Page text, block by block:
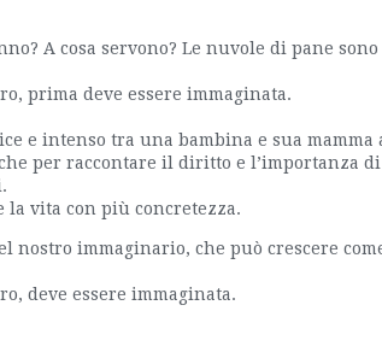
A cosa servono? Le nuvole di pane
prima deve essere immaginata.
e intenso tra una bambina e sua mamma
per raccontare il diritto e l’importanza
la vita con più concretezza.
nostro immaginario, che può crescere
deve essere immaginata.